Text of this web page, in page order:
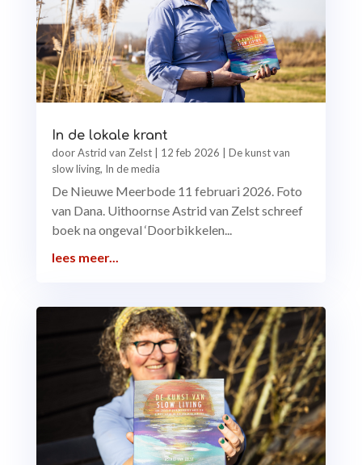
In de lokale krant
doorAstrid van Zelst| 12 feb 2026
De kunst van
slow living, In de media
De Nieuwe Meerbode 11 februari 2026. Foto
van Dana. Uithoornse Astrid van Zelst schreef
boek na ongeval ‘Doorbikkelen...
lees meer...